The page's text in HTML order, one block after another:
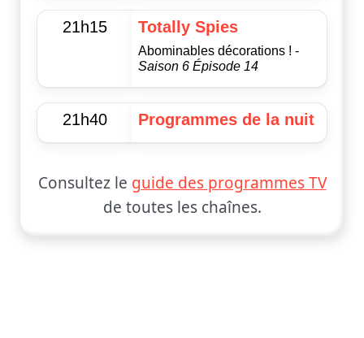
21h15 Totally Spies
Abominables décorations ! -
Saison 6 Épisode 14
21h40 Programmes de la nuit
Consultez le guide des programmes TV
de toutes les chaînes.